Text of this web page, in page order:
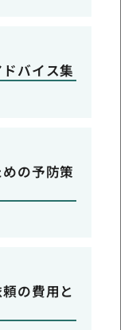
バイス集
の予防策
の費用と